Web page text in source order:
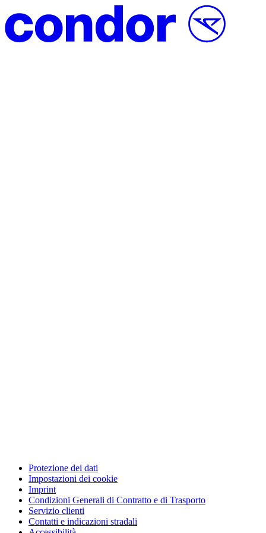
Protezione dei dati
Impostazioni dei cookie
Imprint
Condizioni Generali di Contratto e di Trasporto
Servizio clienti
Contatti e indicazioni stradali